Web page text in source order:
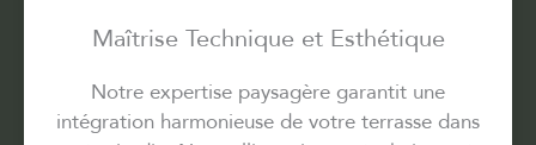
Maîtrise Technique et Esthétique
Notre expertise paysagère garantit une
intégration harmonieuse de votre terrasse dans